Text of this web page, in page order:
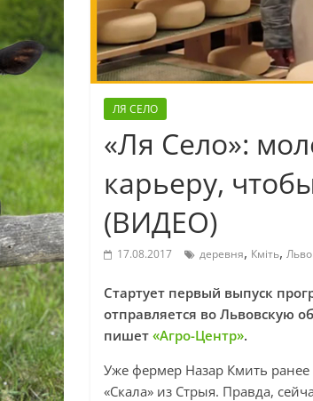
ЛЯ СЕЛО
«Ля Село»:
карьеру,
(ВИДЕО)
17.08.2017 деревня, Кміть,
Стартует первый выпуск
отправляется во Львовскую
пишет «Агро-Центр».
Уже фермер Назар Кмить
«Скала» из Стрыя. Правда,